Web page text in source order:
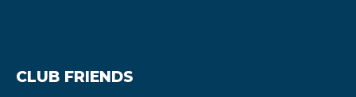
CLUB FRIENDS